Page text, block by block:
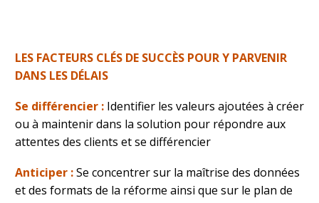
LES FACTEURS CLÉS DE SUCCÈS POUR Y PARVENIR
DANS LES DÉLAIS
Se différencier : Identifier les valeurs ajoutées à créer
ou à maintenir dans la solution pour répondre aux
attentes des clients et se différencier
Anticiper :Se concentrer sur la maîtrise des données
et des formats de la réforme ainsi que sur le plan de